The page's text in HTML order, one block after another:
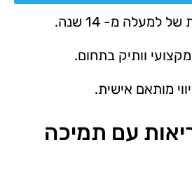
למעלה מ- 14 שנה.
וותיק בתחום.
מותאם אישית.
עם תמיכה